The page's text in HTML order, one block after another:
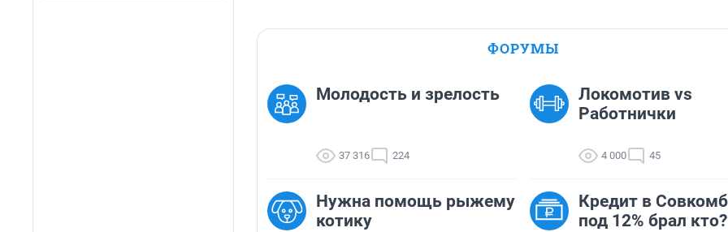
ФОРУМЫ
Молодость и зрелость
37 316 224
Локомотив vs
Работнички
4 000 45
Нужна помощь рыжему
котику
Кредит в
под 12% брал кто?